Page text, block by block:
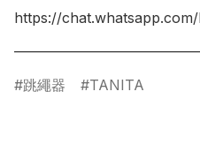
https://
跳繩器 TANITA